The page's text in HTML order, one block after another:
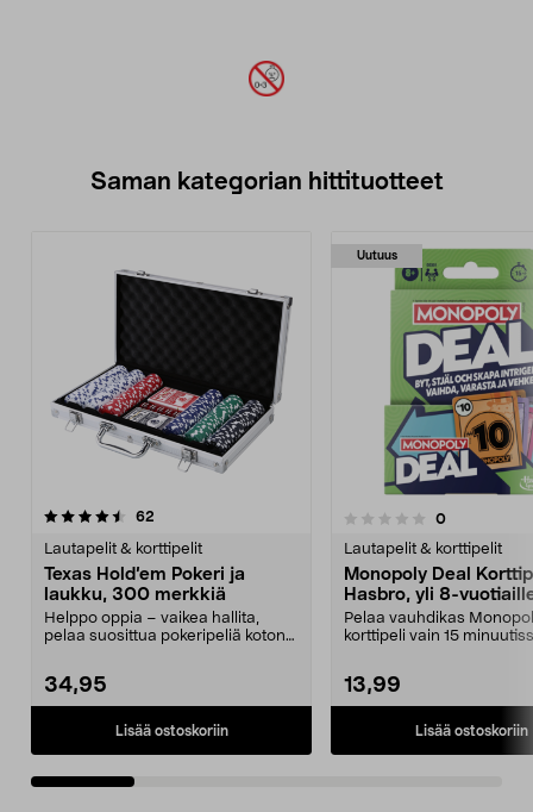
Saman kategorian hittituotteet
62
Lautapelit & korttipelit
Texas Hold’em Pokeri ja
laukku, 300 merkkiä
Helppo oppia – vaikea hallita,
pelaa suosittua pokeripeliä kotona.
34,95
Lisää ostoskoriin
Uutuus
0.0 viidestä
0arvostelut
Lautapelit & korttipelit
Monopoly Deal
Hasbro, yli 8-
Pelaa vauhdikas
korttipeli vain 15
13,99
Lisää ostoskoriin
4.5 viidestä